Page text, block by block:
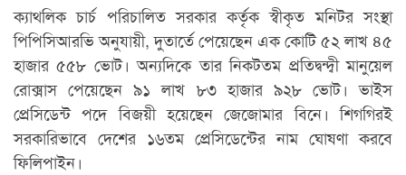
ক্যাথলিক চার্চ পরিচালিত সরকার কর্তৃক স্বীকৃত মনিটর সংস্থা
পিপিসিআরভি অনুযায়ী, দুতার্তে পেয়েছেন এক কোটি ৫২ লাখ ৪৫
হাজার ৫৫৮ ভোট। অন্যদিকে তার নিকটতম প্রতিদ্বন্দ্বী মানুয়েল
রোক্সাস পেয়েছেন ৯১ লাখ ৮৩ হাজার ৯২৮ ভোট। ভাইস
প্রেসিডেন্ট পদে বিজয়ী হয়েছেন জেজোমার বিনে। শিগগিরই
সরকারিভাবে দেশের ১৬তম প্রেসিডেন্টের নাম ঘোষণা করবে
ফিলিপাইন।